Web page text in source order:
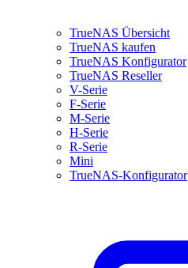
TrueNAS Übersicht
TrueNAS kaufen
TrueNAS Konfigurator
TrueNAS Reseller
V-Serie
F-Serie
M-Serie
H-Serie
R-Serie
Mini
TrueNAS-Konfigurator